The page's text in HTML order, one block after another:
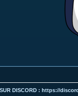
DISCORD : https://